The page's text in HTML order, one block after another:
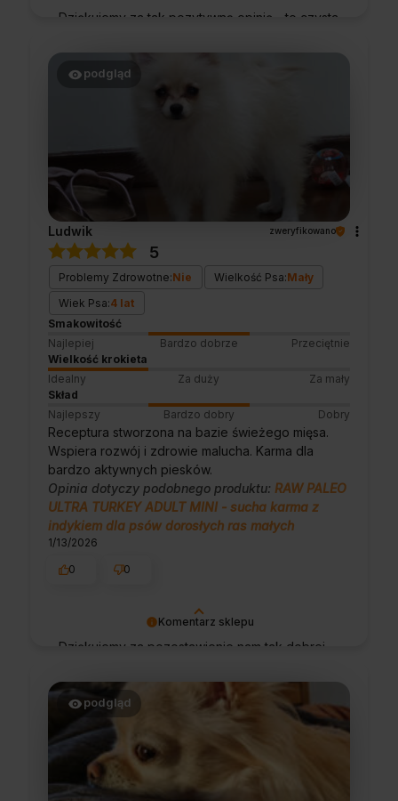
Dziękujemy za tak pozytywną opinię - to czysta
Doceniamy czas i wysiłek włożony w
podzielenie się z nami Twoimi
doświadczeniami. Do zobaczenia!
Komentarz sklepu
Dziękujemy za pozostawienie nam tak dobrej
klienta i Twoja recenzja potwierdza nasze
wysiłki - dziękujemy raz jeszcze i mamy
nadzieję - do szybkiego zobaczenia!
podgląd
Ludwik zweryfikowano
5
Problemy Zdrowotne:Nie Wielkość Psa:Mały
Wiek Psa:4 lat
Smakowitość
Najlepiej
Bardzo dobrze
Przeciętnie
Wielkość krokieta
Idealny
Za duży
Za mały
Skład
Najlepszy
Bardzo dobry Dobry
Receptura stworzona na bazie świeżego mięsa.
Wspiera rozwój i zdrowie malucha. Karma dla
bardzo aktywnych piesków.
Opinia dotyczy podobnego produktu: RAW PALEO
ULTRA TURKEY ADULT MINI - sucha karma z
indykiem dla psów dorosłych ras małych
1/13/2026
0
0
podgląd